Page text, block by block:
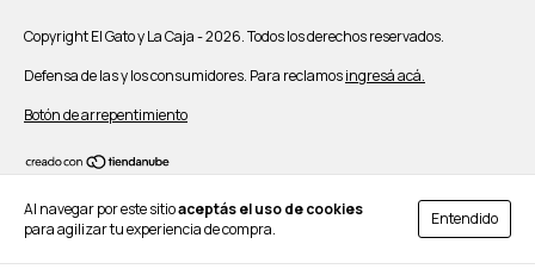
Al navegar por este sitioaceptás el uso de cookies
para agilizar tu experiencia de compra.
Entendido
Copyright El Gato y La Caja - 2026. Todos los derechos reservados.
Defensa de las y los consumidores. Para reclamosingresá acá.
Botón de arrepentimiento